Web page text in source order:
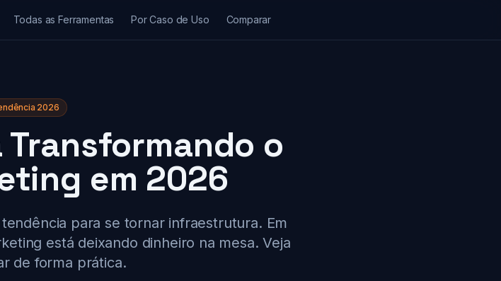
Todas as Ferramentas Por Caso de Uso Comparar
2026
Transformando o
em 2026
para se tornar infraestrutura. Em
está deixando dinheiro na mesa. Veja
de forma prática.